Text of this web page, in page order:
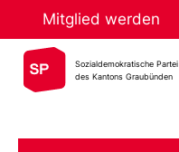
Mitglied werden
Sozialdemokratische Partei
des Kantons Graubünden